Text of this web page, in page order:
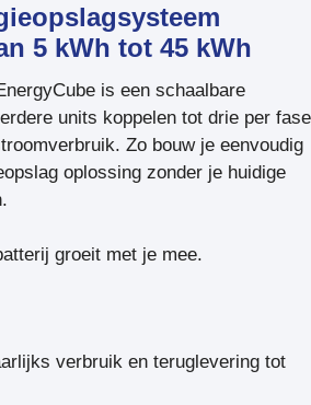
5 kWh tot 45 kWh
is een schaalbare
units koppelen tot drie per fase
Zo bouw je eenvoudig
oplossing zonder je huidige
groeit met je mee.
verbruik en teruglevering tot